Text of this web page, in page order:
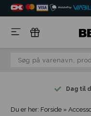
Dag til
Du er her: Forside »